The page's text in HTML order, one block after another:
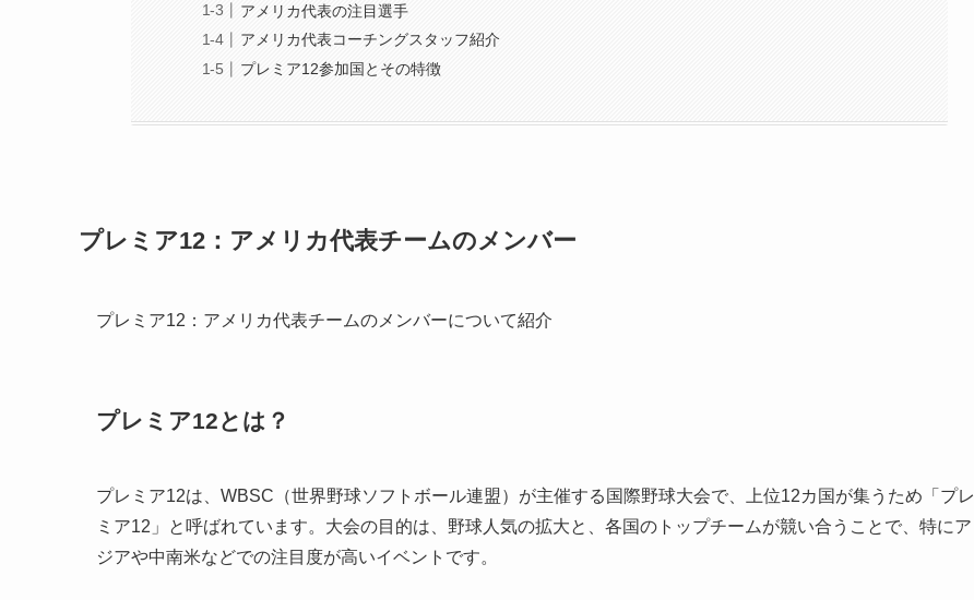
アメリカ代表の注目選手
アメリカ代表コーチングスタッフ紹介
プレミア12参加国とその特徴
プレミア12：アメリカ代表チームのメンバー
プレミア12：アメリカ代表チームのメンバーについて紹介
プレミア12とは？
プレミア12は、WBSC（世界野球ソフトボール連盟）が主催する国際野球大会で、上位12カ国が集うため「プレ
ミア12」と呼ばれています。大会の目的は、野球人気の拡大と、各国のトップチームが競い合うことで、特にア
ジアや中南米などでの注目度が高いイベントです。